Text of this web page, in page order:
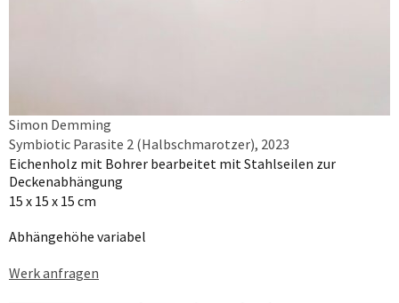
Simon Demming
Symbiotic Parasite 2 (Halbschmarotzer), 2023
Eichenholz mit Bohrer bearbeitet mit Stahlseilen zur
Deckenabhängung
15 x 15 x 15 cm
Abhängehöhe variabel
Werk anfragen